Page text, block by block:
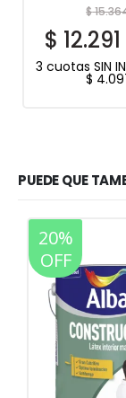
$
$ 12.291
3 cuotas SIN
$
PUEDE QUE
20%
OFF